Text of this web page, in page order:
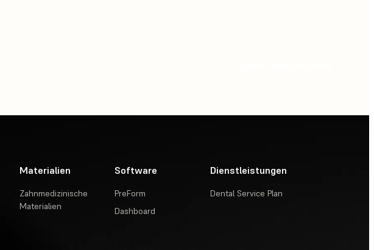
Materialien
Zahnmedizinische
Materialien
Software
PreForm
Dashboard
Dienstleistungen
Dental Service Plan